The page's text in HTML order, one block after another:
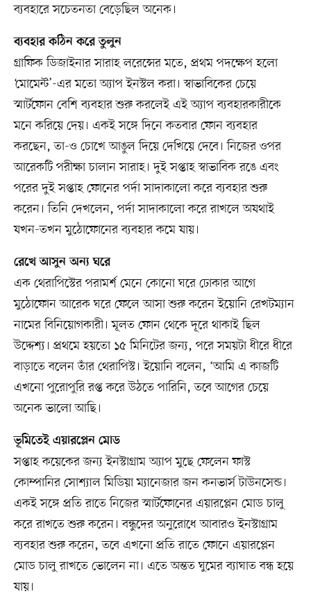
ব্যবহারে সচেতনতা বেড়েছিল অনেক।
ব্যবহার কঠিন করে তুলুন
গ্রাফিক ডিজাইনার সারাহ লরেন্সের মতে, প্রথম পদক্ষেপ হলো
‘মোমেন্ট’-এর মতো অ্যাপ ইনস্টল করা। স্বাভাবিকের চেয়ে
স্মার্টফোন বেশি ব্যবহার শুরু করলেই এই অ্যাপ ব্যবহারকারীকে
মনে করিয়ে দেয়। একই সঙ্গে দিনে কতবার ফোন ব্যবহার
করছেন, তা-ও চোখে আঙুল দিয়ে দেখিয়ে দেবে। নিজের ওপর
আরেকটি পরীক্ষা চালান সারাহ। দুই সপ্তাহ স্বাভাবিক রঙে এবং
পরের দুই সপ্তাহ ফোনের পর্দা সাদাকালো করে ব্যবহার শুরু
করেন। তিনি দেখলেন, পর্দা সাদাকালো করে রাখলে অযথাই
যখন-তখন মুঠোফোনের ব্যবহার কমে যায়।
রেখে আসুন অন্য ঘরে
এক থেরাপিস্টের পরামর্শ মেনে কোনো ঘরে ঢোকার আগে
মুঠোফোন আরেক ঘরে ফেলে আসা শুরু করেন ইয়োনি রেখটম্যান
নামের বিনিয়োগকারী। মূলত ফোন থেকে দূরে থাকাই ছিল
উদ্দেশ্য। প্রথমে হয়তো ১৫ মিনিটের জন্য, পরে সময়টা ধীরে ধীরে
বাড়াতে বলেন তাঁর থেরাপিস্ট। ইয়োনি বলেন, ‘আমি এ কাজটি
এখনো পুরোপুরি রপ্ত করে উঠতে পারিনি, তবে আগের চেয়ে
অনেক ভালো আছি।
ভূমিতেই এয়ারপ্লেন মোড
সপ্তাহ কয়েকের জন্য ইনস্টাগ্রাম অ্যাপ মুছে ফেলেন ফাস্ট
কোম্পানির সোশ্যাল মিডিয়া ম্যানেজার জন কনভার্স টাউনসেন্ড।
একই সঙ্গে প্রতি রাতে নিজের স্মার্টফোনের এয়ারপ্লেন মোড চালু
করে রাখতে শুরু করেন। বন্ধুদের অনুরোধে আবারও ইনস্টাগ্রাম
ব্যবহার শুরু করেন, তবে এখনো প্রতি রাতে ফোনে এয়ারপ্লেন
মোড চালু রাখতে ভোলেন না। এতে অন্তত ঘুমের ব্যাঘাত বন্ধ হয়ে
যায়।